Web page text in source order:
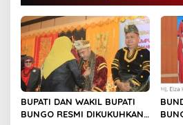
s
i
p
o
s
BUPATI DAN WAKIL BUPATI
BUNGO RESMI DIKUKUHKAN